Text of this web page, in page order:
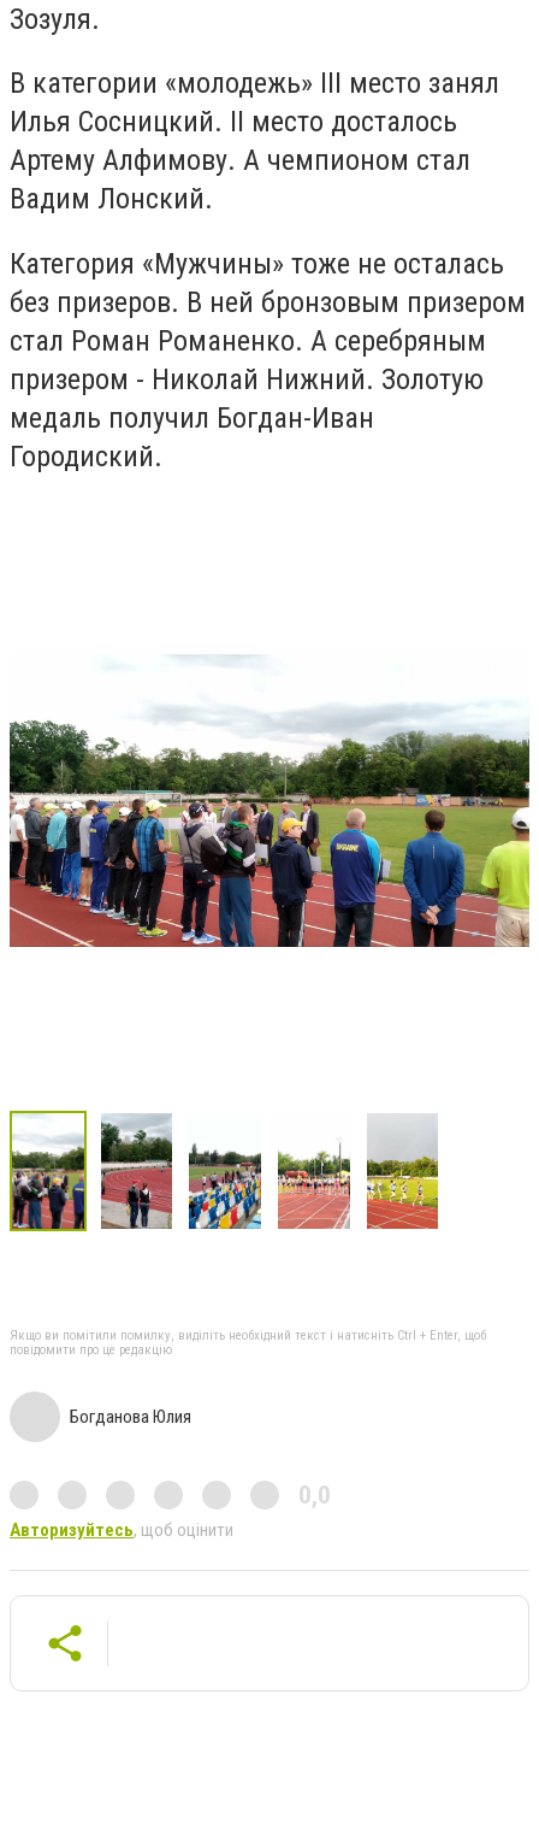
Зозуля.
В категории «молодежь» III место занял
Илья Сосницкий. II место досталось
Артему Алфимову. А чемпионом стал
Вадим Лонский.
Категория «Мужчины» тоже не осталась
без призеров. В ней бронзовым призером
стал Роман Романенко. А серебряным
призером - Николай Нижний. Золотую
медаль получил Богдан-Иван
Городиский.
Якщо ви помітили помилку, виділіть необхідний текст і натисніть Ctrl + Enter, щоб
повідомити про це редакцію
Богданова Юлия
0,0
Авторизуйтесь, щоб оцінити